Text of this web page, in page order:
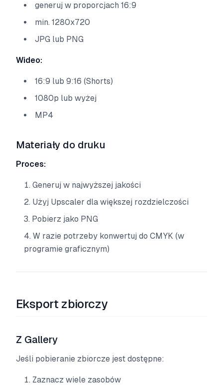
generuj w proporcjach 16:9
min. 1280x720
JPG lub PNG
Wideo:
16:9 lub 9:16 (Shorts)
1080p lub wyżej
MP4
Materiały do druku
Proces:
Generuj w najwyższej jakości
Użyj Upscaler dla większej rozdzielczości
Pobierz jako PNG
W razie potrzeby konwertuj do CMYK (w
programie graficznym)
Eksport zbiorczy
Z Gallery
Jeśli pobieranie zbiorcze jest dostępne:
Zaznacz wiele zasobów